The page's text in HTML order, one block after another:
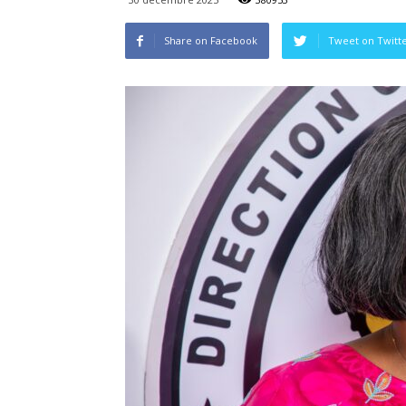
Share on Facebook Tweet on